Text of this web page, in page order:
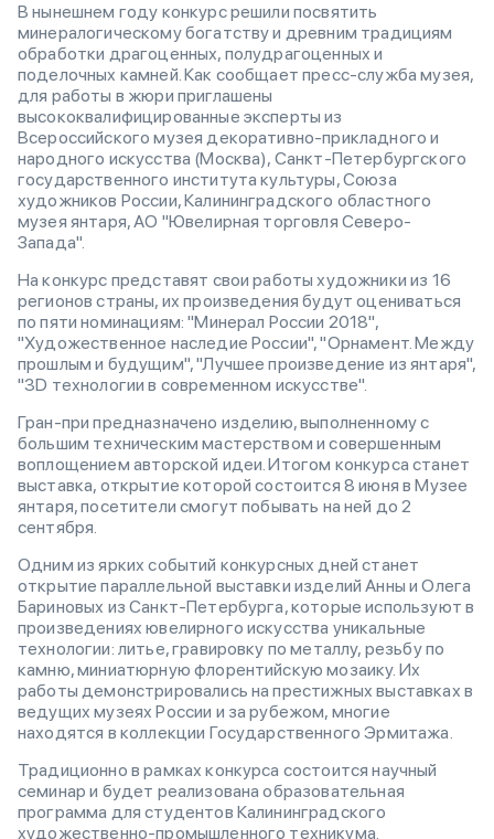
В нынешнем году конкурс решили посвятить
минералогическому богатству и древним традициям
обработки драгоценных, полудрагоценных и
поделочных камней. Как сообщает пресс-служба музея,
для работы в жюри приглашены
высококвалифицированные эксперты из
Всероссийского музея декоративно-прикладного и
народного искусства (Москва), Санкт-Петербургского
государственного института культуры, Союза
художников России, Калининградского областного
музея янтаря, АО "Ювелирная торговля Северо-
Запада".
На конкурс представят свои работы художники из 16
регионов страны, их произведения будут оцениваться
по пяти номинациям: "Минерал России 2018",
"Художественное наследие России", "Орнамент. Между
прошлым и будущим", "Лучшее произведение из янтаря",
"3D технологии в современном искусстве".
Гран-при предназначено изделию, выполненному с
большим техническим мастерством и совершенным
воплощением авторской идеи. Итогом конкурса станет
выставка, открытие которой состоится 8 июня в Музее
янтаря, посетители смогут побывать на ней до 2
сентября.
Одним из ярких событий конкурсных дней станет
открытие параллельной выставки изделий Анны и Олега
Бариновых из Санкт-Петербурга, которые используют в
произведениях ювелирного искусства уникальные
технологии: литье, гравировку по металлу, резьбу по
камню, миниатюрную флорентийскую мозаику. Их
работы демонстрировались на престижных выставках в
ведущих музеях России и за рубежом, многие
находятся в коллекции Государственного Эрмитажа.
Традиционно в рамках конкурса состоится научный
семинар и будет реализована образовательная
программа для студентов Калининградского
художественно-промышленного техникума.